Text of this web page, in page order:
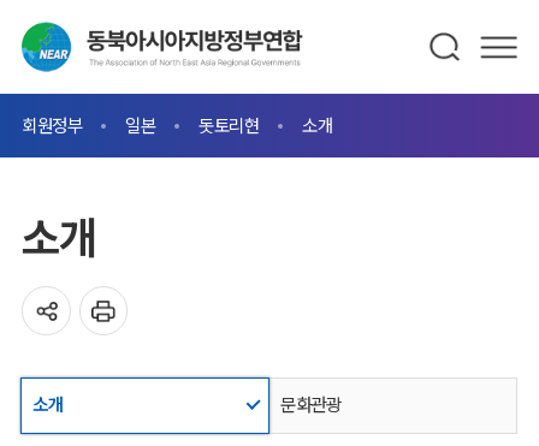
회원정부 일본 돗토리현 소개
소개
소개 문화관광